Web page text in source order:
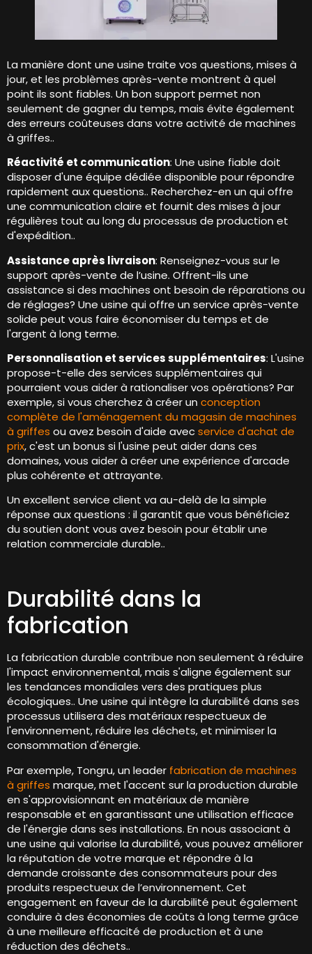
La manière dont une usine traite vos questions, mises à
jour, et les problèmes après-vente montrent à quel
point ils sont fiables. Un bon support permet non
seulement de gagner du temps, mais évite également
des erreurs coûteuses dans votre activité de machines
à griffes..
Réactivité et communication: Une usine fiable doit
disposer d'une équipe dédiée disponible pour répondre
rapidement aux questions.. Recherchez-en un qui offre
une communication claire et fournit des mises à jour
régulières tout au long du processus de production et
d'expédition..
Assistance après livraison: Renseignez-vous sur le
support après-vente de l’usine. Offrent-ils une
assistance si des machines ont besoin de réparations ou
de réglages? Une usine qui offre un service après-vente
solide peut vous faire économiser du temps et de
l'argent à long terme.
Personnalisation et services supplémentaires: L'usine
propose-t-elle des services supplémentaires qui
pourraient vous aider à rationaliser vos opérations? Par
exemple, si vous cherchez à créer un conception
complète de l'aménagement du magasin de machines
à griffes ou avez besoin d'aide avecservice d'achat de
prix, c'est un bonus si l'usine peut aider dans ces
domaines, vous aider à créer une expérience d'arcade
plus cohérente et attrayante.
Un excellent service client va au-delà de la simple
réponse aux questions : il garantit que vous bénéficiez
du soutien dont vous avez besoin pour établir une
relation commerciale durable..
Durabilité dans la
fabrication
La fabrication durable contribue non seulement à réduire
l'impact environnemental, mais s'aligne également sur
les tendances mondiales vers des pratiques plus
écologiques.. Une usine qui intègre la durabilité dans ses
processus utilisera des matériaux respectueux de
l'environnement, réduire les déchets, et minimiser la
consommation d'énergie.
Par exemple, Tongru, un leader fabrication de machines
à griffes marque, met l'accent sur la production durable
en s'approvisionnant en matériaux de manière
responsable et en garantissant une utilisation efficace
de l'énergie dans ses installations. En nous associant à
une usine qui valorise la durabilité, vous pouvez améliorer
la réputation de votre marque et répondre à la
demande croissante des consommateurs pour des
produits respectueux de l’environnement. Cet
engagement en faveur de la durabilité peut également
conduire à des économies de coûts à long terme grâce
à une meilleure efficacité de production et à une
réduction des déchets..